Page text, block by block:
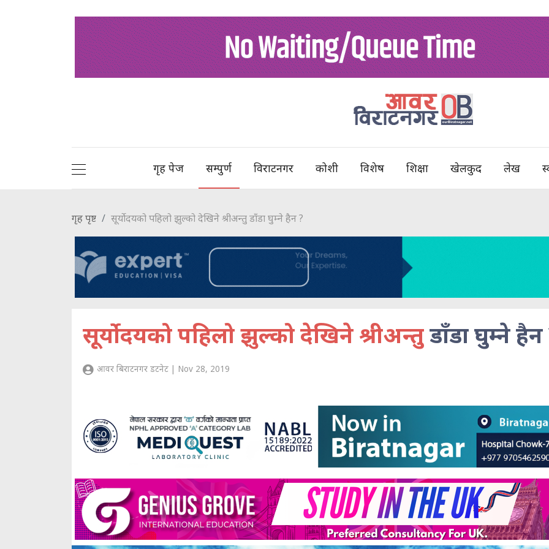
गृह पेज सम्पुर्ण विराटनगर कोशी विशेष शिक्षा खेलकुद लेख
गृह पृष्ट सूर्योदयको पहिलो झुल्को देखिने श्रीअन्तु डाँडा घुम्ने हैन ?
सूर्योदयको पहिलो झुल्को देखिने श्रीअन्तुडाँडा घुम्ने हैन
आवर बिराटनगर डटनेट | Nov 28, 2019